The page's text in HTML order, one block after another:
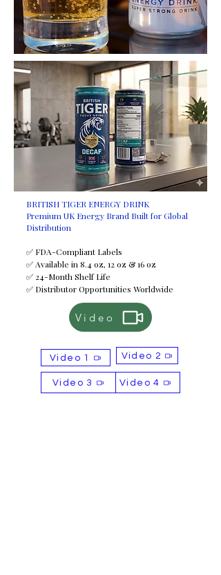
24 bokser per brett
6 bokser per gjennomsiktig
innpakning
4 omslag per brett
Fargede innpakninger er tilgjengelige
på forespørsel mot et tillegg i prisen.
Sertifiseringer
ISO
FSSC
GMP
HACCP
Minimumsbestillingsmengde (MOQ)
2950 brett
24 måneder
BRITISH TIGER ENERGY DRINK
Premium UK Energy Brand Built for Global
Distribution
✅ FDA-Compliant Labels
✅ Available in 8.4 oz, 12 oz & 16 oz
✅ 24-Month Shelf Life
✅ Distributor Opportunities Worldwide
Video
Video 1 Video 2
Video 4
Video 3